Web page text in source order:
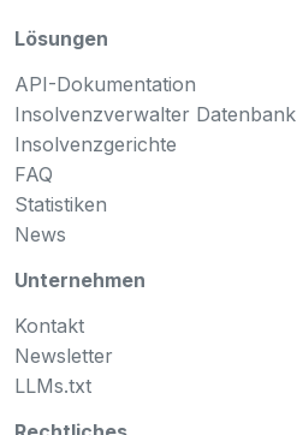
Lösungen
API-Dokumentation
Insolvenzverwalter Datenbank
Insolvenzgerichte
FAQ
Statistiken
News
Unternehmen
Kontakt
Newsletter
LLMs.txt